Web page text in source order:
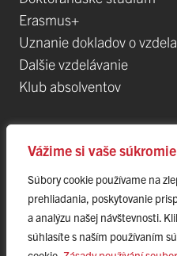
Vážime si vaše súkromie
Súbory cookie používame na
prehliadania, poskytovanie
a analýzu našej návštevnosti.
súhlasíte s naším používaním
Erasmus+
Uznanie dokladov o
Dalšie vzdelávanie
Klub absolventov
Veda
Postdoktorandské pozíce
Projekty
Špičkové tímy
TIP-UPJŠ